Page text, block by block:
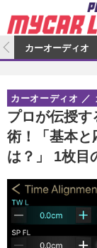
カーオーディオ
プロショッ
カーオーディオ
その他
カスタマイズ
カスタマイズ
カーグッズ
カーグッズ特
カーグッズニ
自動車
スクー
カーオーディオ
プロが伝授
術！「基本と
は？」 1枚目
カーオーディオ